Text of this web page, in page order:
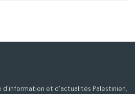
d'information et d'actualités Palestinien,